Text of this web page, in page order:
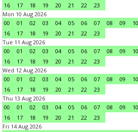
16
17 18 19 20 21 22
23
Mon 10 Aug 2026
00
01 02 03 04 05 06 07 08 09 10
16
17 18 19 20 21 22
23
Tue 11 Aug 2026
00
01 02 03 04 05 06 07 08 09 10
16
17 18 19 20 21 22
23
Wed 12 Aug 2026
00
01 02 03 04 05 06 07 08 09 10
16
17 18 19 20 21 22
23
Thu 13 Aug 2026
00
01 02 03 04 05 06 07 08 09 10
16
17 18 19 20 21 22
23
Fri 14 Aug 2026